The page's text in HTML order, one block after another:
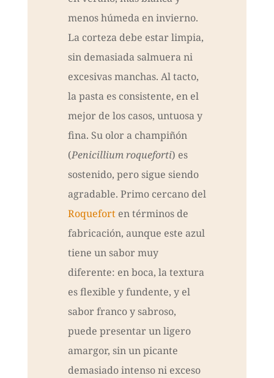
menos húmeda en invierno.
La corteza debe estar limpia,
sin demasiada salmuera ni
excesivas manchas. Al tacto,
la pasta es consistente, en el
mejor de los casos, untuosa y
fina. Su olor a champiñón
(Penicillium roqueforti) es
sostenido, pero sigue siendo
agradable. Primo cercano del
Roqueforten términos de
fabricación, aunque este azul
tiene un sabor muy
diferente: en boca, la textura
es flexible y fundente, y el
sabor franco y sabroso,
puede presentar un ligero
amargor, sin un picante
demasiado intenso ni exceso